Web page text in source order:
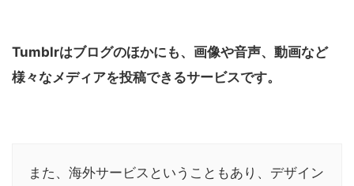
Tumblrはブログのほかにも、画像や音声、動画など
様々なメディアを投稿できるサービスです。
また、海外サービスということもあり、デザイン